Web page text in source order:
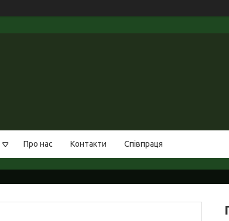
Про нас Контакти Співпраця